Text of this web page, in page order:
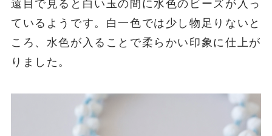
遠目で見ると白い玉の間に水色のビーズが入っ
ているようです。白一色では少し物足りないと
ころ、水色が入ることで柔らかい印象に仕上が
りました。